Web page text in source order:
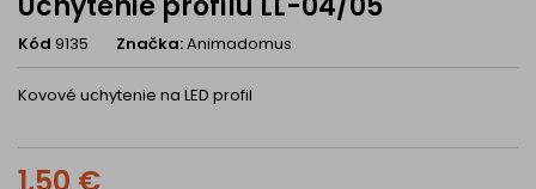
Kód 9135 Značka:Animadomus
Kovové uchytenie na LED profil
1,50 €